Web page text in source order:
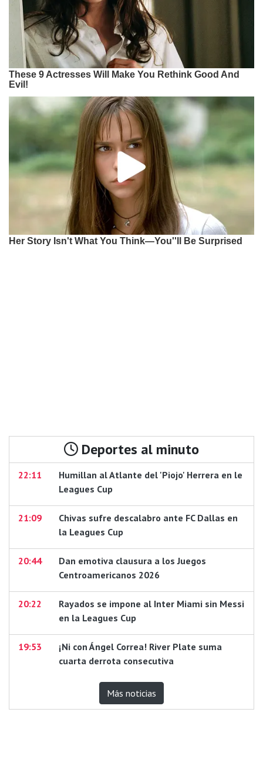
Deportes al minuto
22:11
Humillan al Atlante del 'Piojo' Herrera en le
Leagues Cup
21:09
Chivas sufre descalabro ante FC Dallas en
la Leagues Cup
20:44
Dan emotiva clausura a los Juegos
Centroamericanos 2026
20:22
Rayados se impone al Inter Miami sin Messi
en la Leagues Cup
19:53
¡Ni con Ángel Correa! River Plate suma
cuarta derrota consecutiva
Más noticias